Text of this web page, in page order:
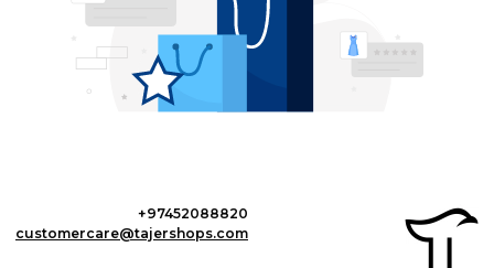
+97452088820
customercare@tajershops.com